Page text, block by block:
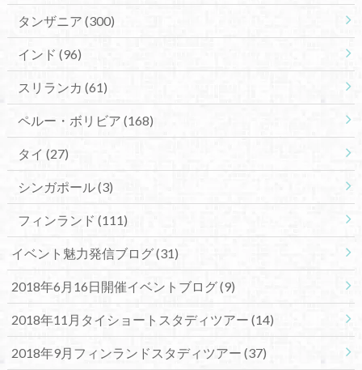
タンザニア (300)
インド (96)
スリランカ (61)
ペルー・ボリビア (168)
タイ (27)
シンガポール(3)
フィンランド (111)
イベント魅力発信ブログ(31)
2018年6月16日開催イベントブログ(9)
2018年11月タイショートスタディツアー (14)
2018年9月フィンランドスタディツアー (37)